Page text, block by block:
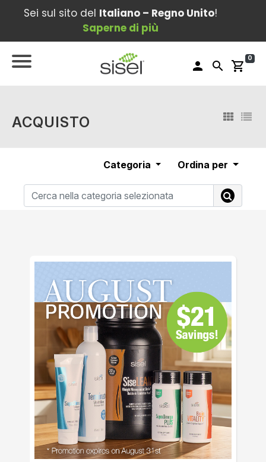
Sei sul sito del Italiano – Regno Unito!
Saperne di più
person search shopping_cart
0
ACQUISTO
Categoria Ordina per